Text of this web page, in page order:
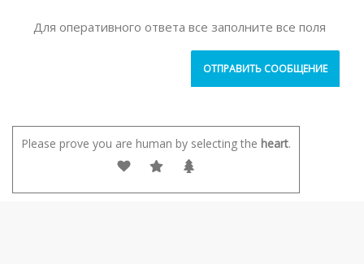
Для оперативного ответа все заполните все поля
Please prove you are human by selecting the heart.